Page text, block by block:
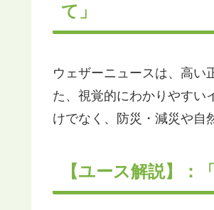
て」
ウェザーニュースは、高い
た、視覚的にわかりやすい
けでなく、防災・減災や自
【ユース解説】：